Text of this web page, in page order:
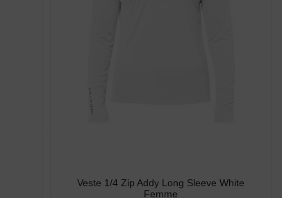
Veste 1/4 Zip Addy Long Sleeve White
Femme